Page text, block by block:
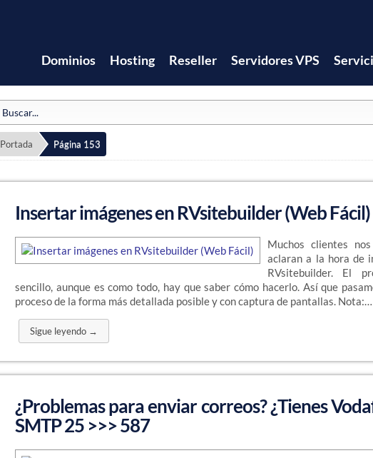
Dominios Hosting Reseller Servidores VPS
Portada Página 153
Insertar imágenes en RVsitebuilder (Web Fácil)
Muchos clientes
aclaran a la hora de
RVsitebuilder. El
sencillo, aunque es como todo, hay que saber cómo hacerlo. Así que
proceso de la forma más detallada posible y con captura de pantallas. Nota:…
Sigue leyendo →
¿Problemas para enviar correos? ¿Tienes
SMTP 25 >>> 587